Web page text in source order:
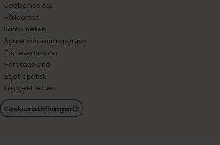
Jobba hos oss
Hållbarhet
Samarbeten
Ägare och ledningsgrupp
För leverantörer
Företagskund
Eget apotek
Glädjeeffekten
Cookieinställningar